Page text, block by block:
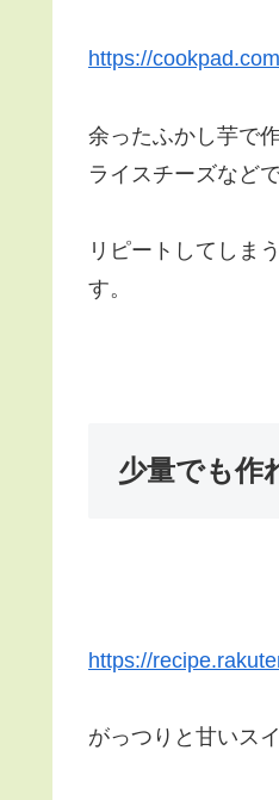
https://
余ったふかし芋で
ライスチーズなど
リピートしてしま
す。
少量でも作
https://
がっつりと甘いス